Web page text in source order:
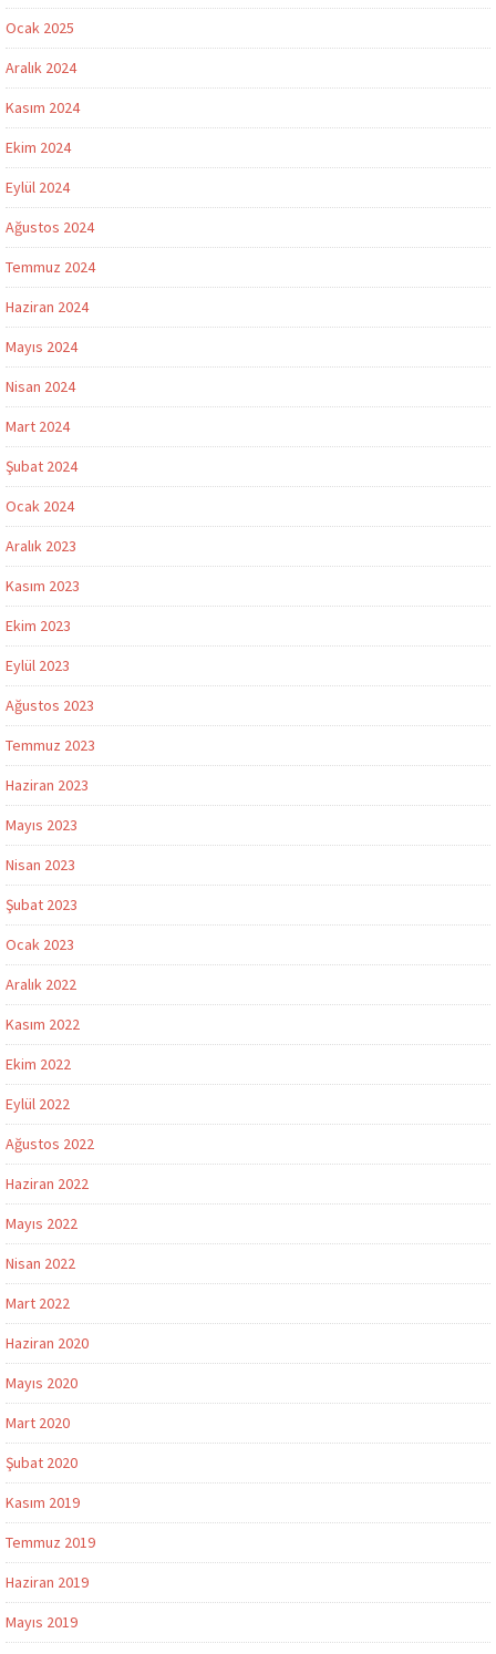
Ocak 2025
Aralık 2024
Kasım 2024
Ekim 2024
Eylül 2024
Ağustos 2024
Temmuz 2024
Haziran 2024
Mayıs 2024
Nisan 2024
Mart 2024
Şubat 2024
Ocak 2024
Aralık 2023
Kasım 2023
Ekim 2023
Eylül 2023
Ağustos 2023
Temmuz 2023
Haziran 2023
Mayıs 2023
Nisan 2023
Şubat 2023
Ocak 2023
Aralık 2022
Kasım 2022
Ekim 2022
Eylül 2022
Ağustos 2022
Haziran 2022
Mayıs 2022
Nisan 2022
Mart 2022
Haziran 2020
Mayıs 2020
Mart 2020
Şubat 2020
Kasım 2019
Temmuz 2019
Haziran 2019
Mayıs 2019